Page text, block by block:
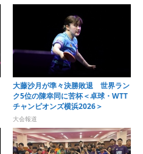
大藤沙月が準々決勝敗退 世界ラン
ク5位の陳幸同に苦杯＜卓球・WTT
チャンピオンズ横浜2026＞
大会報道